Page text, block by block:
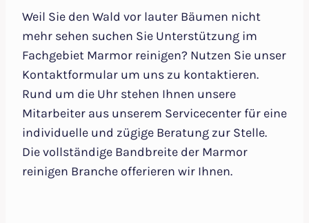
Weil Sie den Wald vor lauter Bäumen nicht
mehr sehen suchen Sie Unterstützung im
Fachgebiet Marmor reinigen? Nutzen Sie unser
Kontaktformular um uns zu kontaktieren.
Rund um die Uhr stehen Ihnen unsere
Mitarbeiter aus unserem Servicecenter für eine
individuelle und zügige Beratung zur Stelle.
Die vollständige Bandbreite der Marmor
reinigen Branche offerieren wir Ihnen.